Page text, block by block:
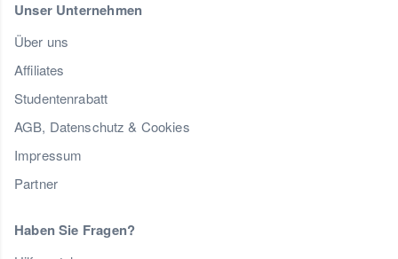
Unser Unternehmen
Über uns
Affiliates
Studentenrabatt
AGB, Datenschutz & Cookies
Impressum
Partner
Haben Sie Fragen?